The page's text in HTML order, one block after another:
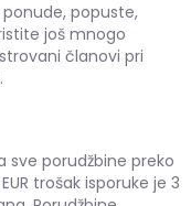
popuste,
još mnogo
članovi pri
sve porudžbine preko
trošak isporuke je 3